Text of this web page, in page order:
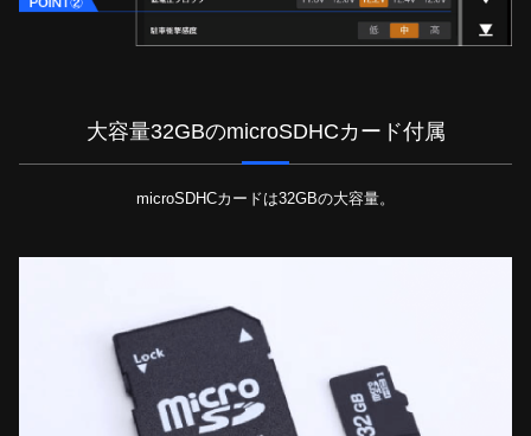
大容量32GBのmicroSDHCカード付属
microSDHCカードは32GBの大容量。